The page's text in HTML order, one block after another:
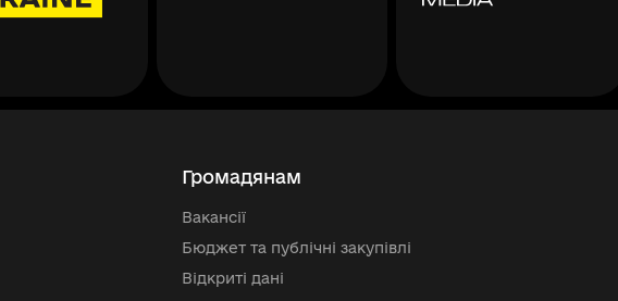
Громадянам
Вакансії
Бюджет та публічні закупівлі
Відкриті дані